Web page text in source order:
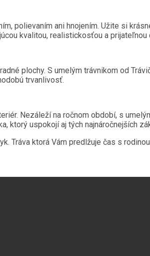
polievaním ani hnojením. Užite si
kvalitou, realistickosťou a prijateľnou
plochy. S umelým trávnikom od
trvanlivosť.
Nezáleží na ročnom období, s
ktorý uspokojí aj tých najnáročnejších
Tráva ktorá Vám predlžuje čas s